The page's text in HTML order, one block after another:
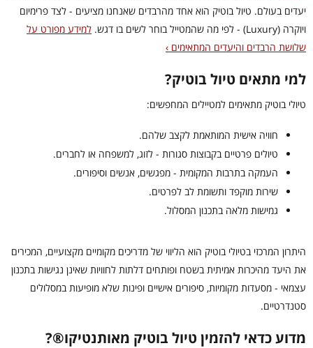
יעדים בעולם. טיול בוטיק הוא אחד מהרבדים שאנחנו מציעים - לצד פרימיום
ויוקרה (Luxury) - לפי מה שהמטייל בוחר לשים בו דגש.
למידע מפורט על
שלושת הרבדים והיעדים המתאימים ›
למי מתאים טיול בוטיק?
טיולי בוטיק מתאימים למטיילים המחפשים:
חוויה אישית המותאמת לקצב שלהם.
טיולים פרטיים בקבוצות סגורות - לזוג, למשפחה או לחברים.
העמקה בתרבות המקומית - מפגשים, אנשים וסיפורים.
שירות מוקפד ותשומת לב לפרטים.
גמישות מלאה בתכנון המסלול.
היתרון המרכזי בטיולי בוטיק הוא הליווי של מדריכים מקומיים מקצועיים, המכירים
את היעד מהיכרות אמיתית בשטח ופותחים דלתות לחוויות שאינן נגישות בתכנון
עצמאי - מסעדות מקומיות, סיפורים אישיים ופינות שלא מופיעות במסלולים
סטנדרטיים.
מדוע כדאי להזמין טיול בוטיק מאותנטיקו®?